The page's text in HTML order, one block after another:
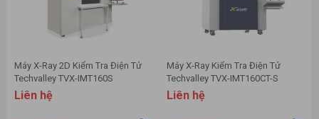
Máy X-Ray 2D Kiểm Tra Điện Tử
Techvalley TVX-IMT160S
(IMT110S)
Liên hệ
Máy X-Ray Kiểm Tra Điện Tử
Techvalley TVX-IMT160CT-S
(IMT160CT-S1)
Liên hệ